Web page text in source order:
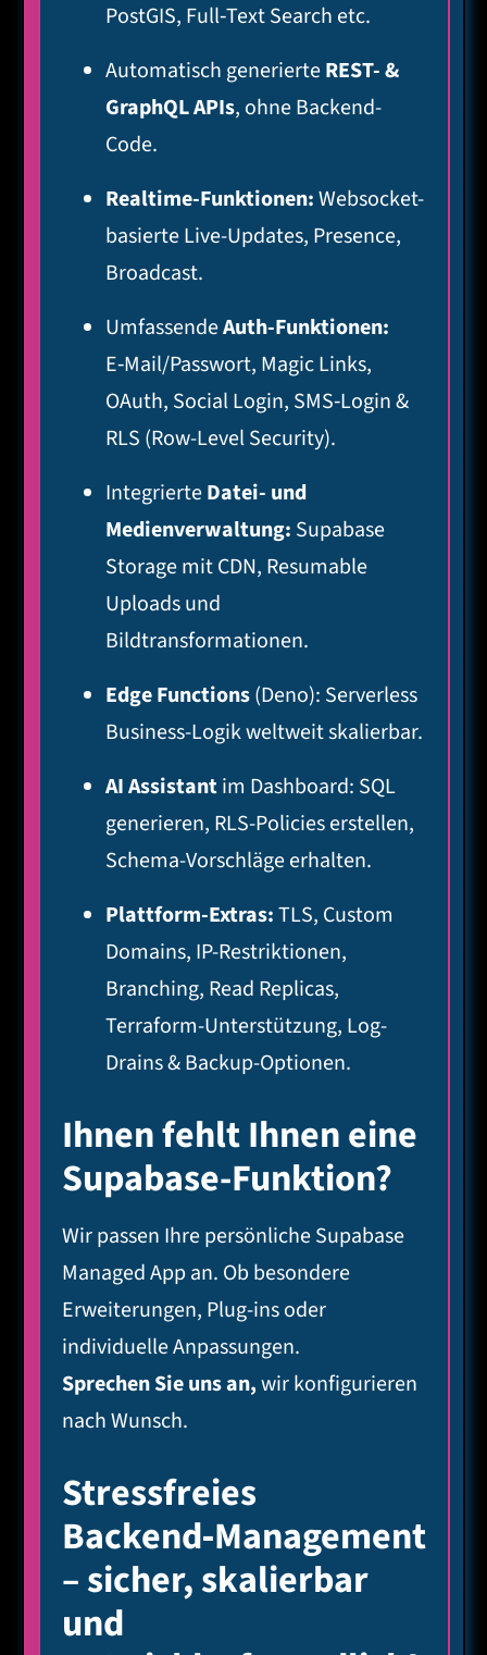
PostGIS, Full‑Text Search etc.
Automatisch generierteREST- &
GraphQL APIs, ohne Backend-
Code.
Realtime-Funktionen:Websocket-
basierte Live-Updates, Presence,
Broadcast.
UmfassendeAuth-Funktionen:
E‑Mail/Passwort, Magic Links,
OAuth, Social Login, SMS‑Login &
RLS (Row-Level Security).
IntegrierteDatei- und
Medienverwaltung: Supabase
Storage mit CDN, Resumable
Uploads und
Bildtransformationen.
Edge Functions(Deno): Serverless
Business-Logik weltweit skalierbar.
AI Assistantim Dashboard: SQL
generieren, RLS-Policies erstellen,
Schema-Vorschläge erhalten.
Plattform-Extras:TLS, Custom
Domains, IP-Restriktionen,
Branching, Read Replicas,
Terraform-Unterstützung, Log-
Drains & Backup-Optionen.
Ihnen fehlt Ihnen eine
Supabase-Funktion?
Wir passen Ihre persönliche Supabase
Managed App an. Ob besondere
Erweiterungen, Plug-ins oder
individuelle Anpassungen.
Sprechen Sie uns an,wir konfigurieren
nach Wunsch.
Stressfreies
Backend‑Management
– sicher, skalierbar
und